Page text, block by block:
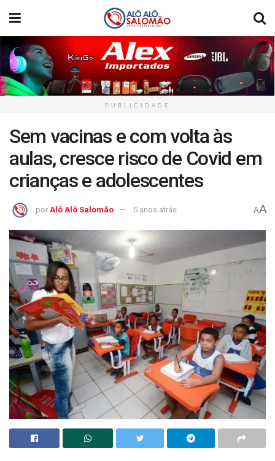
PUBLICIDADE
Sem vacinas e com volta às
aulas, cresce risco de Covid em
crianças e adolescentes
por Alô Alô Salomão 5 anos atrás AA